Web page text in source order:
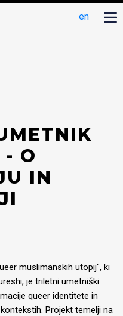
en
- O
IN
muslimanskih utopij", ki
je triletni umetniški
queer identitete in
Projekt temelji na